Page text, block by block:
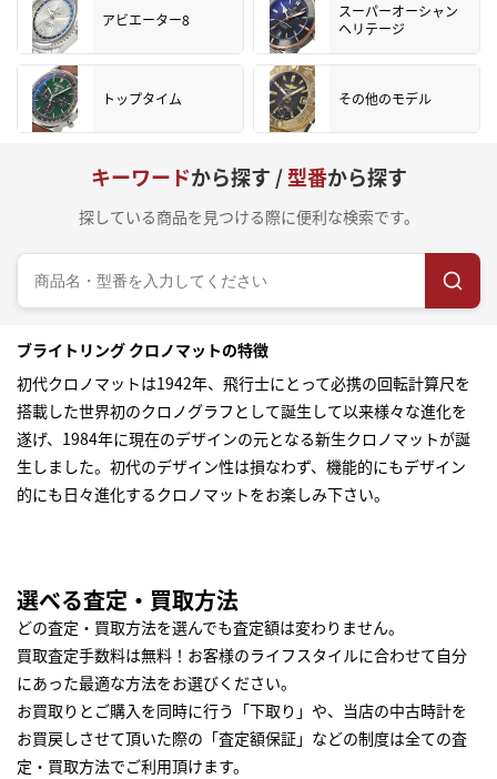
アビエーター8
スーパーオーシャン
ヘリテージ
トップタイム その他のモデル
キーワードから探す /型番から探す
探している商品を見つける際に便利な検索です。
ブライトリング クロノマットの特徴
初代クロノマットは1942年、飛行士にとって必携の回転計算尺を
搭載した世界初のクロノグラフとして誕生して以来様々な進化を
遂げ、1984年に現在のデザインの元となる新生クロノマットが誕
生しました。初代のデザイン性は損なわず、機能的にもデザイン
的にも日々進化するクロノマットをお楽しみ下さい。
選べる査定・買取方法
どの査定・買取方法を選んでも査定額は変わりません。
買取査定手数料は無料！お客様のライフスタイルに合わせて自分
にあった最適な方法をお選びください。
お買取りとご購入を同時に行う「下取り」や、当店の中古時計を
お買戻しさせて頂いた際の「査定額保証」などの制度は全ての査
定・買取方法でご利用頂けます。